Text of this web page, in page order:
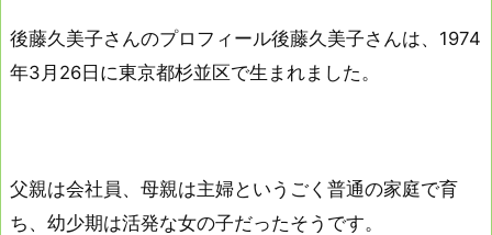
後藤久美子さんのプロフィール後藤久美子さんは、1974
年3月26日に東京都杉並区で生まれました。
父親は会社員、母親は主婦というごく普通の家庭で育
ち、幼少期は活発な女の子だったそうです。